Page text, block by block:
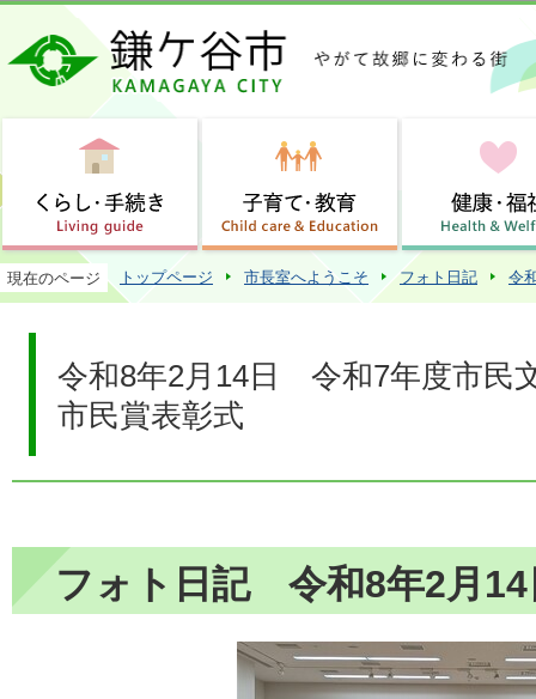
この
現在のページ トップページ 市長室へようこそ フォト日記 令
令和8年2月14日 令和7年度市民
市民賞表彰式
フォト日記 令和8年2月14